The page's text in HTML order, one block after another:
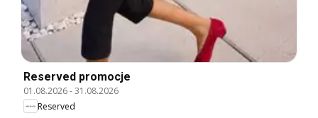
Reserved promocje
01.08.2026-31.08.2026
Reserved